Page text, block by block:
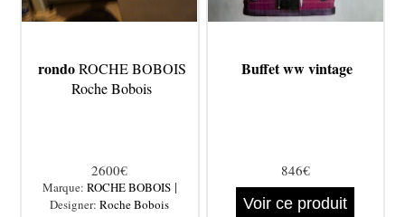
rondoROCHE BOBOIS
Roche Bobois
2600€
Marque: ROCHE BOBOIS|
Designer:Roche Bobois
Buffet ww vintage
846€
Voir ce produit